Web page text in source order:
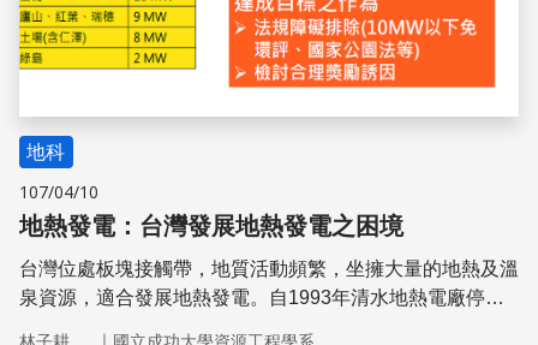
地科
107/04/10
地熱發電：台灣發展地熱發電之困境
台灣位處板塊接觸帶，地質活動頻繁，坐擁大量的地熱及溫
泉資源，適合發展地熱發電。自1993年清水地熱電廠停止
｜